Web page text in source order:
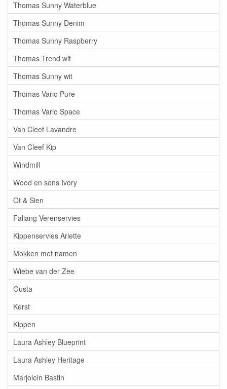
Thomas Sunny Waterblue
Thomas Sunny Denim
Thomas Sunny Raspberry
Thomas Trend wit
Thomas Sunny wit
Thomas Vario Pure
Thomas Vario Space
Van Cleef Lavandre
Van Cleef Kip
Windmill
Wood en sons Ivory
Ot & Sien
Faliang Verenservies
Kippenservies Arlette
Mokken met namen
Wiebe van der Zee
Gusta
Kerst
Kippen
Laura Ashley Blueprint
Laura Ashley Heritage
Marjolein Bastin